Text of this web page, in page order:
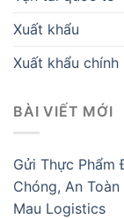
Xuất khẩu
Xuất khẩu chính
BÀI VIẾT MỚI
Gửi Thực Phẩm
Chóng, An
Mau Logistics